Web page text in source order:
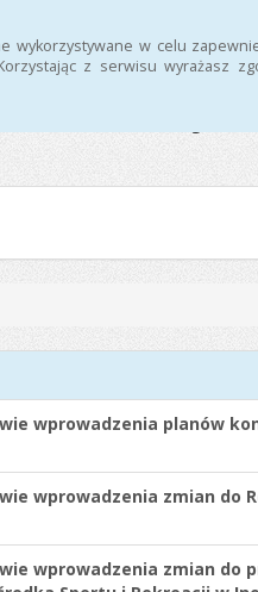
w celu
z serwisu wyrażasz
wprowadzenia planów
wprowadzenia zmian do
wprowadzenia zmian do